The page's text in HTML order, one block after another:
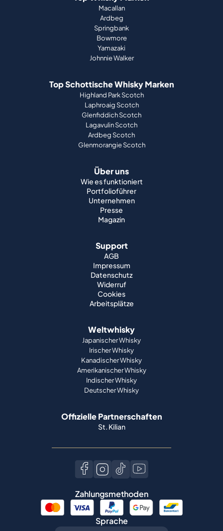
Macallan
Ardbeg
Springbank
Bowmore
Yamazaki
Johnnie Walker
Top Schottische Whisky Marken
Highland Park Scotch
Laphroaig Scotch
Glenfiddich Scotch
Lagavulin Scotch
Ardbeg Scotch
Glenmorangie Scotch
Über uns
Wie es funktioniert
Portfolioführer
Unternehmen
Presse
Magazin
Support
AGB
Impressum
Datenschutz
Widerruf
Cookies
Arbeitsplätze
Weltwhisky
Japanischer Whisky
Irischer Whisky
Kanadischer Whisky
Amerikanischer Whisky
Indischer Whisky
Deutscher Whisky
Offizielle Partnerschaften
St. Kilian
Zahlungsmethoden
Sprache